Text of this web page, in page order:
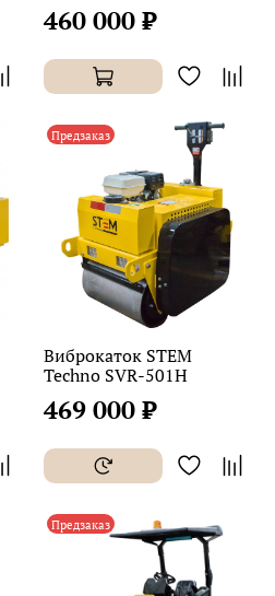
460 000 ₽
Предзаказ
Виброкаток STEM
Techno SVR-501H
469 000 ₽
Предзаказ